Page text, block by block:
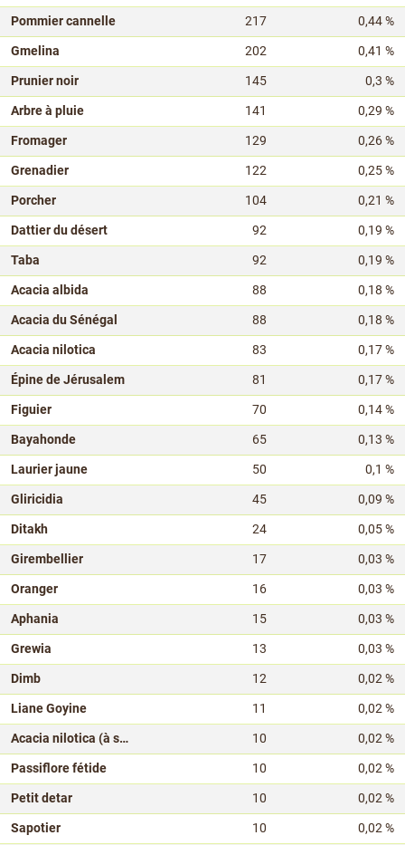
Pommier cannelle
217
0,44 %
Gmelina
202
0,41 %
Prunier noir
145
0,3 %
Arbre à pluie
141
0,29 %
Fromager
129
0,26 %
Grenadier
122
0,25 %
Porcher
104
0,21 %
Dattier du désert
92
0,19 %
Taba
92
0,19 %
Acacia albida
88
0,18 %
Acacia du Sénégal
88
0,18 %
Acacia nilotica
83
0,17 %
Épine de Jérusalem
81
0,17 %
Figuier
70
0,14 %
Bayahonde
65
0,13 %
Laurier jaune
50
0,1 %
Gliricidia
45
0,09 %
Ditakh
24
0,05 %
Girembellier
17
0,03 %
Oranger
16
0,03 %
Aphania
15
0,03 %
Grewia
13
0,03 %
Dimb
12
0,02 %
Liane Goyine
11
0,02 %
Acacia nilotica (à supprimer)
10
0,02 %
Passiflore fétide
10
0,02 %
Petit detar
10
0,02 %
Sapotier
10 0,02 %